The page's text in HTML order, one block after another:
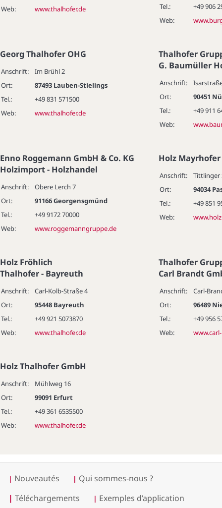
Web:
www.thalhofer.de
Tel.:
+49 906
Web:
Georg Thalhofer OHG
Anschrift:
Im Brühl 2
Ort:
87493 Lauben-Stielings
Tel.:
+49 831 571500
Web:
www.thalhofer.de
Thalhofer
G. Baumüller
Anschrift:
Ort:
90451
Tel.:
+49 911
Web:
Enno Roggemann GmbH & Co. KG
Holzimport - Holzhandel
Anschrift:
Obere Lerch 7
Ort:
91166 Georgensgmünd
Tel.:
+49 9172 70000
Web:
www.roggemanngruppe.de
Holz
Anschrift:
Tittlinger
Ort:
94034
Tel.:
+49 851
Web:
Holz Fröhlich
Thalhofer - Bayreuth
Anschrift:
Carl-Kolb-Straße 4
Ort:
95448 Bayreuth
Tel.:
+49 921 5073870
Web:
www.thalhofer.de
Thalhofer
Carl Brandt
Anschrift:
Carl-
Ort:
96489
Tel.:
+49 956
Web:
Holz Thalhofer GmbH
Anschrift:
Mühlweg 16
Ort:
99091 Erfurt
Tel.:
+49 361 6535500
Web:
www.thalhofer.de
| Nouveautés | Qui sommes-nous ?
| Téléchargements | Exemples d’application